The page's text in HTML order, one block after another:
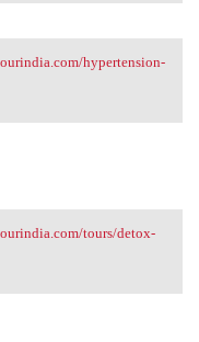
hypertension-
tours/detox-